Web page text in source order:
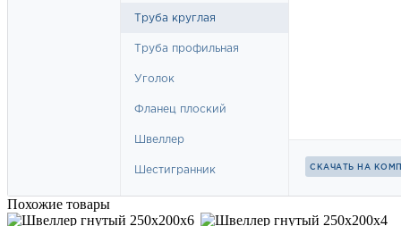
Похожие товары